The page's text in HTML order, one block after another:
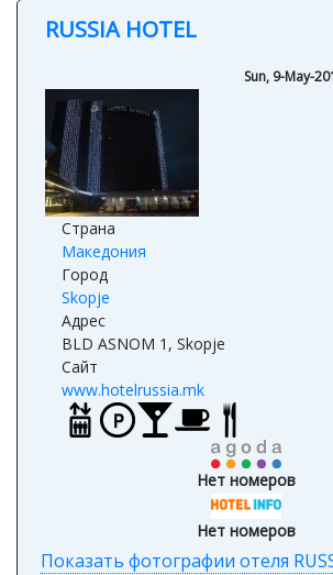
RUSSIA HOTEL
Sun, 9-May-
Страна
Македония
Город
Skopje
Адрес
BLD ASNOM 1, Skopje
Сайт
www.hotelrussia.mk
Нет номеров
Нет номеров
Показать фотографии отеля